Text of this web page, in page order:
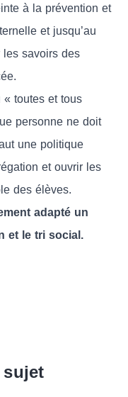
à la prévention et
et jusqu’au
les savoirs des
« toutes et tous
personne ne doit
une politique
et ouvrir les
des élèves.
adapté un
et le tri social.
sujet